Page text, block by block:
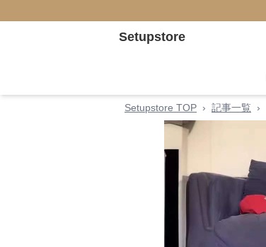
Setupstore
Setupstore TOP › 記事一覧 ›